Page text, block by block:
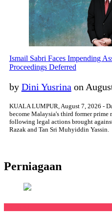
Ismail Sabri Faces Impending
Proceedings Deferred
by Dini Yusrina on
KUALA LUMPUR, August 7, 2026 -
become Malaysia's third former prime
following legal actions brought
Razak and Tan Sri Muhyiddin Yassin.
Perniagaan